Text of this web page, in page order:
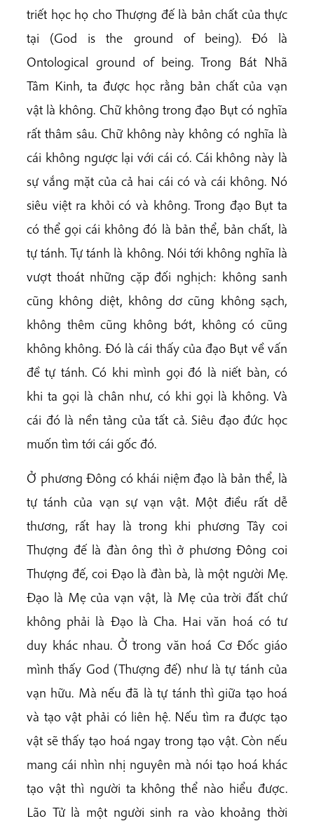
triết học họ cho Thượng đế là bản chất của thực
tại (God is the ground of being). Đó là
Ontological ground of being. Trong Bát Nhã
Tâm Kinh, ta được học rằng bản chất của vạn
vật là không. Chữ không trong đạo Bụt có nghĩa
rất thâm sâu. Chữ không này không có nghĩa là
cái không ngược lại với cái có. Cái không này là
sự vắng mặt của cả hai cái có và cái không. Nó
siêu việt ra khỏi có và không. Trong đạo Bụt ta
có thể gọi cái không đó là bản thể, bản chất, là
tự tánh. Tự tánh là không. Nói tới không nghĩa là
vượt thoát những cặp đối nghịch: không sanh
cũng không diệt, không dơ cũng không sạch,
không thêm cũng không bớt, không có cũng
không không. Đó là cái thấy của đạo Bụt về vấn
đề tự tánh. Có khi mình gọi đó là niết bàn, có
khi ta gọi là chân như, có khi gọi là không. Và
cái đó là nền tảng của tất cả. Siêu đạo đức học
muốn tìm tới cái gốc đó.
Ở phương Đông có khái niệm đạo là bản thể, là
tự tánh của vạn sự vạn vật. Một điều rất dễ
thương, rất hay là trong khi phương Tây coi
Thượng đế là đàn ông thì ở phương Đông coi
Thượng đế, coi Đạo là đàn bà, là một người Mẹ.
Đạo là Mẹ của vạn vật, là Mẹ của trời đất chứ
không phải là Đạo là Cha. Hai văn hoá có tư
duy khác nhau. Ở trong văn hoá Cơ Đốc giáo
mình thấy God (Thượng đế) như là tự tánh của
vạn hữu. Mà nếu đã là tự tánh thì giữa tạo hoá
và tạo vật phải có liên hệ. Nếu tìm ra được tạo
vật sẽ thấy tạo hoá ngay trong tạo vật. Còn nếu
mang cái nhìn nhị nguyên mà nói tạo hoá khác
tạo vật thì người ta không thể nào hiểu được.
Lão Tử là một người sinh ra vào khoảng thời